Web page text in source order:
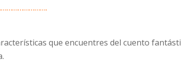
que encuentres del cuento